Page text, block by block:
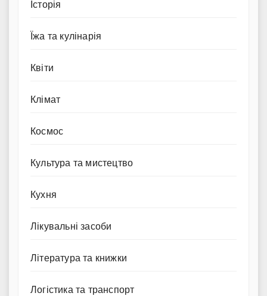
Історія
Їжа та кулінарія
Квіти
Клімат
Космос
Культура та мистецтво
Кухня
Лікувальні засоби
Література та книжки
Логістика та транспорт